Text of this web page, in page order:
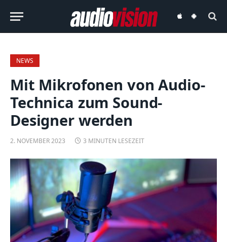
audiovisionaudiovision
NEWS
Mit Mikrofonen von Audio-
Technica zum Sound-
Designer werden
2. NOVEMBER 2023 3 MINUTEN LESEZEIT